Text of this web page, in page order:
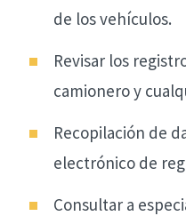
de los vehículos.
Revisar los
camionero y
Recopilación de
electrónico de
Consultar a